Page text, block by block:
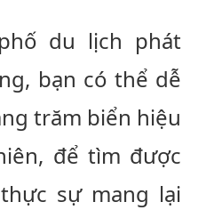
du lịch phát
bạn có thể dễ
trăm biển hiệu
để tìm được
thực sự mang lại